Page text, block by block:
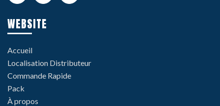
WEBSITE
Accueil
Localisation Distributeur
Commande Rapide
Pack
À propos